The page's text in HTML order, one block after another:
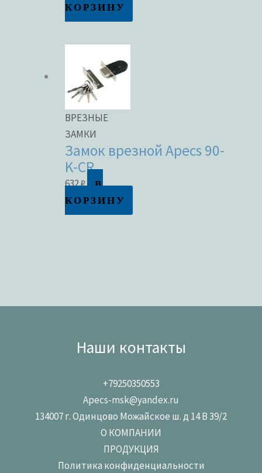
КОРЗИНУ
ВРЕЗНЫЕ
ЗАМКИ
Замок врезной Apecs 90-
K-CR
632₽
В
КОРЗИНУ
Наши контакты
+79250350553
Apecs-msk@yandex.ru
134007 г. Одинцово Можайское ш. д 14 В 39/2
О КОМПАНИИ
ПРОДУКЦИЯ
Политика конфиденциальности